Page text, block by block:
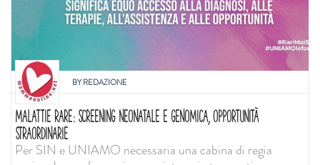
BYREDAZIONE
MALATTIE RARE: SCREENING NEONATALE E GENOMICA, OPPORTUNITÀ
STRAORDINARIE
Per SIN e UNIAMO necessaria una cabina di regia